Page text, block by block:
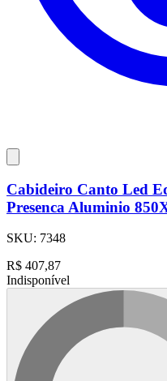
Cabideiro Canto Led
Presenca Aluminio
SKU: 7348
R$ 407,87
Indisponível